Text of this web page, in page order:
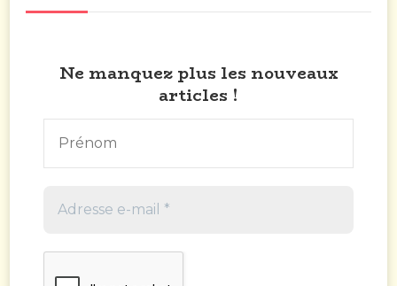
Ne manquez plus les nouveaux
articles !